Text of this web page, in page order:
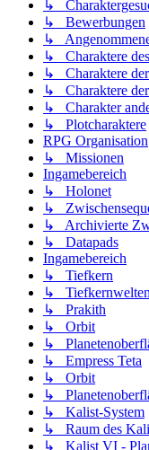
↳
↳ Bewerbungen
↳
↳ Charaktere
↳ Charaktere
↳ Charaktere
↳ Charakter
↳ Plotcharaktere
RPG Organisation
↳ Missionen
Ingamebereich
↳ Holonet
↳
↳ Archivierte
↳ Datapads
Ingamebereich
↳ Tiefkern
↳ Tiefkernwelten
↳ Prakith
↳ Orbit
↳
↳ Empress Teta
↳ Orbit
↳
↳ Kalist-System
↳ Raum des
↳ Kalist VI -